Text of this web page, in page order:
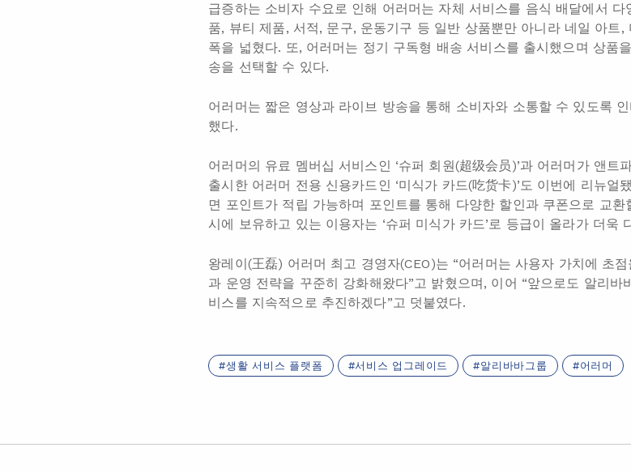
급증하는 소비자 수요로 인해 어러머는 자체 서비스를 음식 배달에서
품, 뷰티 제품, 서적, 문구, 운동기구 등 일반 상품뿐만 아니라 네일 아트
폭을 넓혔다. 또, 어러머는 정기 구독형 배송 서비스를 출시했으며 상품
송을 선택할 수 있다.
어러머는 짧은 영상과 라이브 방송을 통해 소비자와 소통할 수 있도록
했다.
어러머의 유료 멤버십 서비스인 ‘슈퍼 회원(超级会员)’과 어러머가 앤트
출시한 어러머 전용 신용카드인 ‘미식가 카드(吃货卡)’도 이번에 리뉴
면 포인트가 적립 가능하며 포인트를 통해 다양한 할인과 쿠폰으로 교
시에 보유하고 있는 이용자는 ‘슈퍼 미식가 카드’로 등급이 올라가 더욱
왕레이(王磊) 어러머 최고 경영자(CEO)는 “어러머는 사용자 가치에 초
과 운영 전략을 꾸준히 강화해왔다”고 밝혔으며, 이어 “앞으로도 알리
비스를 지속적으로 추진하겠다”고 덧붙였다.
생활 서비스 플랫폼 서비스 업그레이드 알리바바그룹 어러머